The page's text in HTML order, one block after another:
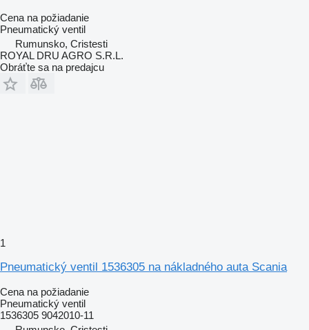
Cena na požiadanie
Pneumatický ventil
Rumunsko, Cristesti
ROYAL DRU AGRO S.R.L.
Obráťte sa na predajcu
1
Pneumatický ventil 1536305 na nákladného auta Scania
Cena na požiadanie
Pneumatický ventil
1536305 9042010-11